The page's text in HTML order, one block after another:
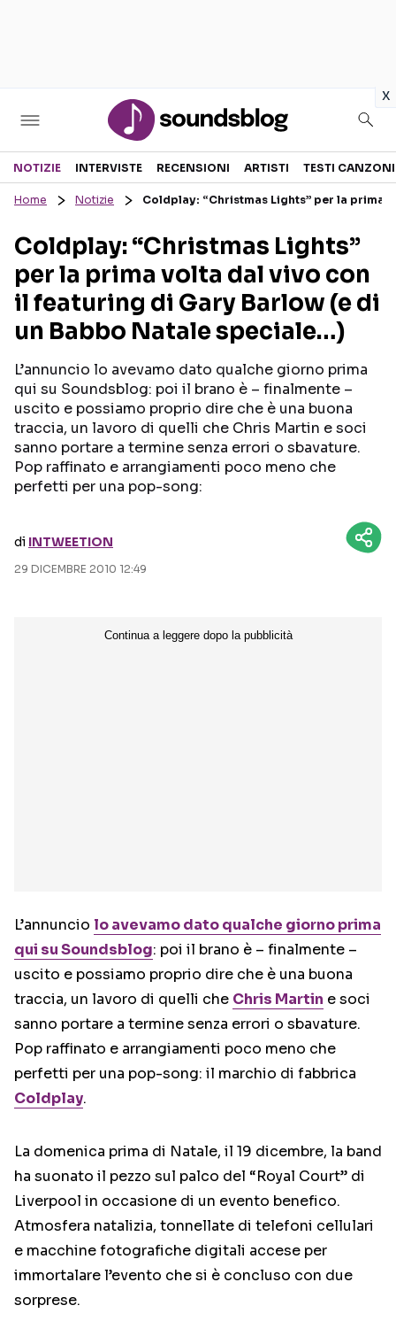
x
Sezioni
RECENSIONI MUSICALI
INTERVISTE
GOSSIP E CURIOSITÀ
TESTI CANZONI
TOUR ED EVENTI
TALENT SHOW
Seguici sui social
NOTIZIE INTERVISTE RECENSIONI ARTISTI TESTI CANZONI
Home Notizie Coldplay: “Christmas Lights” per la prima
Coldplay: “Christmas Lights”
per la prima volta dal vivo con
il featuring di Gary Barlow (e di
un Babbo Natale speciale…)
L’annuncio lo avevamo dato qualche giorno prima
qui su Soundsblog: poi il brano è – finalmente –
uscito e possiamo proprio dire che è una buona
traccia, un lavoro di quelli che Chris Martin e soci
sanno portare a termine senza errori o sbavature.
Pop raffinato e arrangiamenti poco meno che
perfetti per una pop-song:
di INTWEETION
29 DICEMBRE 2010 12:49
L’annuncio lo avevamo dato qualche giorno prima
qui su Soundsblog: poi il brano è – finalmente –
uscito e possiamo proprio dire che è una buona
traccia, un lavoro di quelli che Chris Martin e soci
sanno portare a termine senza errori o sbavature.
Pop raffinato e arrangiamenti poco meno che
perfetti per una pop-song: il marchio di fabbrica
Coldplay.
La domenica prima di Natale, il 19 dicembre, la band
ha suonato il pezzo sul palco del “Royal Court” di
Liverpool in occasione di un evento benefico.
Atmosfera natalizia, tonnellate di telefoni cellulari
e macchine fotografiche digitali accese per
immortalare l’evento che si è concluso con due
sorprese.